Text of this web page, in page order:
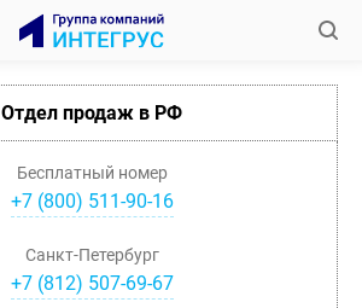
Отдел продаж в РФ
Бесплатный номер
+7 (800) 511-90-16
Санкт-Петербург
+7(812) 507-69-67